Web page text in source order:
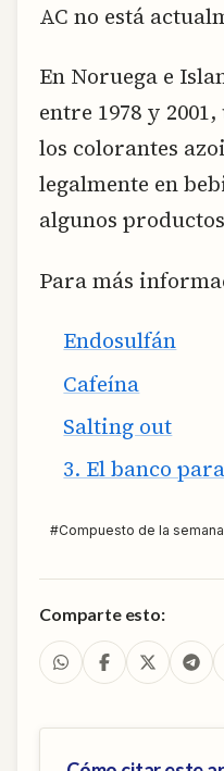
AC no está
En Noruega e
entre 1978 y
los colorantes
legalmente en
algunos
Para más
Endosulfán
Cafeína
Salting out
3. El banco
#Compuesto de la semana
Comparte esto: